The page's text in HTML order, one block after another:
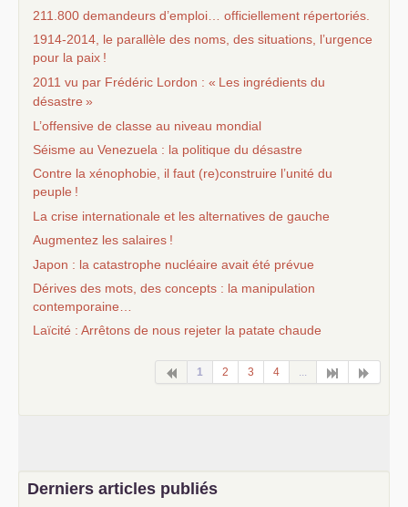
211.800 demandeurs d’emploi… officiellement répertoriés.
1914-2014, le parallèle des noms, des situations, l’urgence
pour la paix !
2011 vu par Frédéric Lordon : « Les ingrédients du
désastre »
L’offensive de classe au niveau mondial
Séisme au Venezuela : la politique du désastre
Contre la xénophobie, il faut (re)construire l’unité du
peuple !
La crise internationale et les alternatives de gauche
Augmentez les salaires !
Japon : la catastrophe nucléaire avait été prévue
Dérives des mots, des concepts : la manipulation
contemporaine…
Laïcité : Arrêtons de nous rejeter la patate chaude
1 2 3 4 ...
Derniers articles publiés